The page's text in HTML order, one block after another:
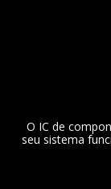
O IC de
seu sistema